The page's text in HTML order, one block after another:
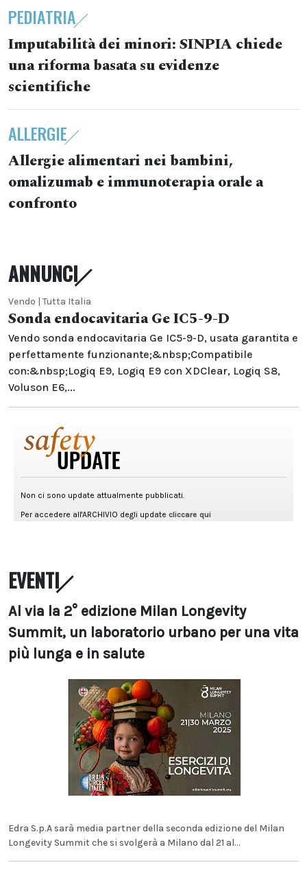
PEDIATRIA
Imputabilità dei minori: SINPIA chiede
una riforma basata su evidenze
scientifiche
ALLERGIE
Allergie alimentari nei bambini,
omalizumab e immunoterapia orale a
confronto
ANNUNCI
Vendo | Tutta Italia
Sonda endocavitaria Ge IC5-9-D
Vendo sonda endocavitaria Ge IC5-9-D, usata garantita e
perfettamente funzionante;&nbsp;Compatibile
con:&nbsp;Logiq E9, Logiq E9 con XDClear, Logiq S8,
Voluson E6,...
EVENTI
Al via la 2° edizione Milan Longevity
Summit, un laboratorio urbano per una vita
più lunga e in salute
Edra S.p.A sarà media partner della seconda edizione del Milan
Longevity Summit che si svolgerà a Milano dal 21 al...